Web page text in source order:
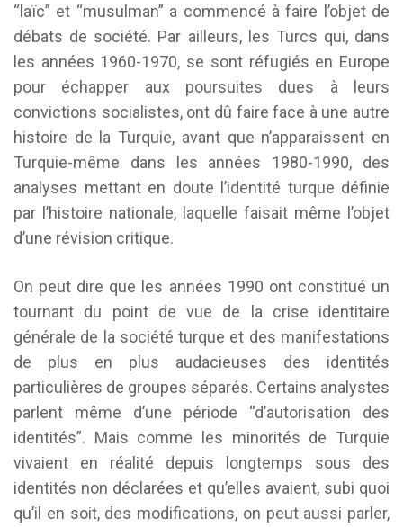
“laïc” et “musulman” a commencé à faire l’objet de
débats de société. Par ailleurs, les Turcs qui, dans
les années 1960-1970, se sont réfugiés en Europe
pour échapper aux poursuites dues à leurs
convictions socialistes, ont dû faire face à une autre
histoire de la Turquie, avant que n’apparaissent en
Turquie-même dans les années 1980-1990, des
analyses mettant en doute l’identité turque définie
par l’histoire nationale, laquelle faisait même l’objet
d’une révision critique.
On peut dire que les années 1990 ont constitué un
tournant du point de vue de la crise identitaire
générale de la société turque et des manifestations
de plus en plus audacieuses des identités
particulières de groupes séparés. Certains analystes
parlent même d’une période “d’autorisation des
identités”. Mais comme les minorités de Turquie
vivaient en réalité depuis longtemps sous des
identités non déclarées et qu’elles avaient, subi quoi
qu’il en soit, des modifications, on peut aussi parler,